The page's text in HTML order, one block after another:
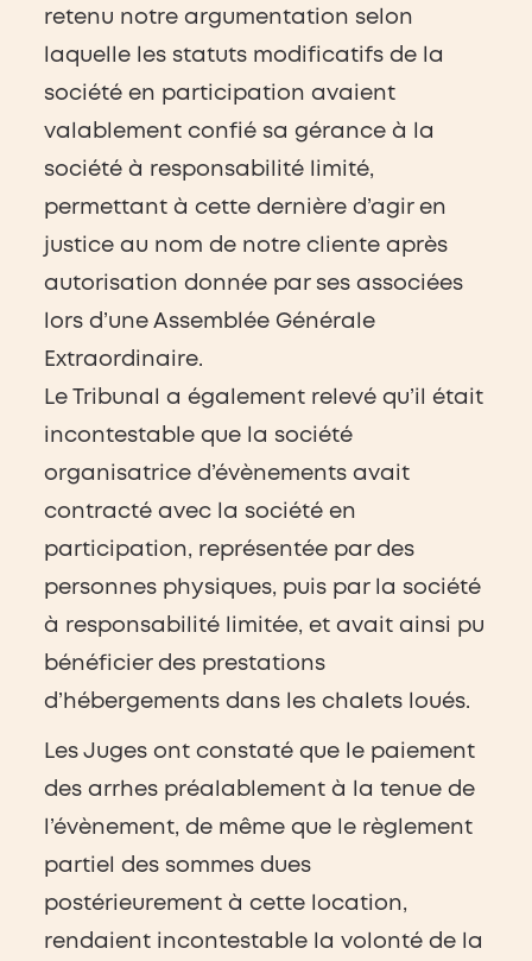
retenu notre argumentation selon
laquelle les statuts modificatifs de la
société en participation avaient
valablement confié sa gérance à la
société à responsabilité limité,
permettant à cette dernière d’agir en
justice au nom de notre cliente après
autorisation donnée par ses associées
lors d’une Assemblée Générale
Extraordinaire.
Le Tribunal a également relevé qu’il était
incontestable que la société
organisatrice d’évènements avait
contracté avec la société en
participation, représentée par des
personnes physiques, puis par la société
à responsabilité limitée, et avait ainsi pu
bénéficier des prestations
d’hébergements dans les chalets loués.
Les Juges ont constaté que le paiement
des arrhes préalablement à la tenue de
l’évènement, de même que le règlement
partiel des sommes dues
postérieurement à cette location,
rendaient incontestable la volonté de la